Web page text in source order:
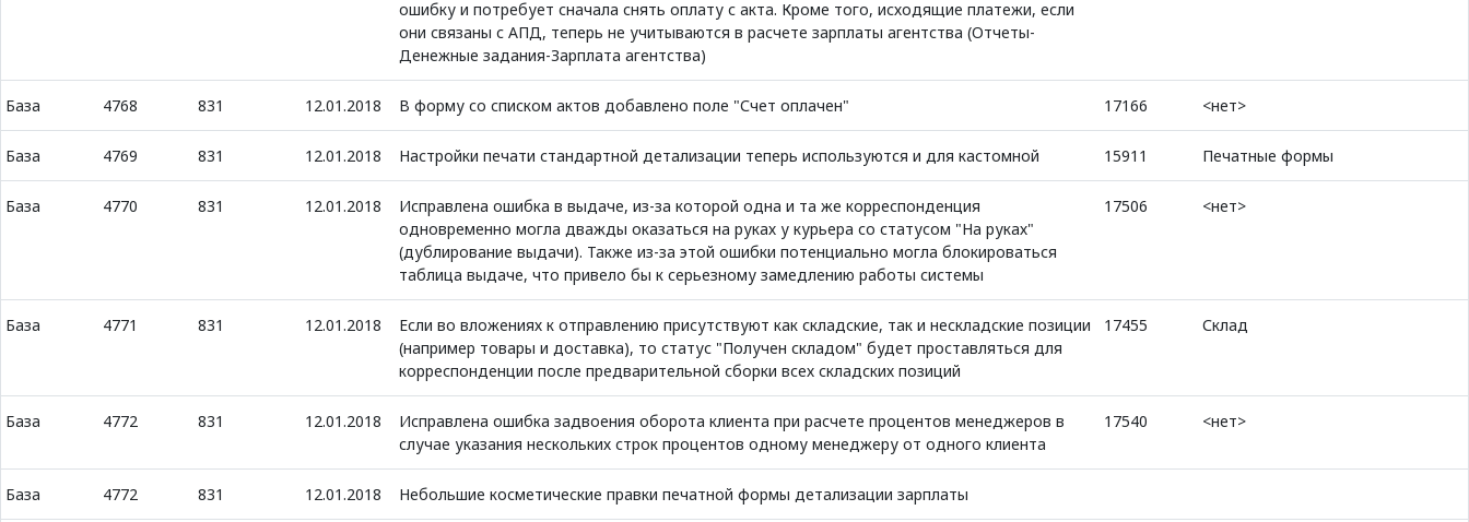
ошибку и потребует сначала снять оплату с акта. Кроме того, исходящие платежи, если
они связаны с АПД, теперь не учитываются в расчете зарплаты агентства (Отчеты-
Денежные задания-Зарплата агентства)
База 4768 831 12.01.2018 В форму со списком актов добавлено поле "Счет оплачен" 17166 <нет>
База 4769 831 12.01.2018 Настройки печати стандартной детализации теперь используются и для кастомной 15911 Печатные формы
База 4770 831 12.01.2018
Исправлена ошибка в выдаче, из-за которой одна и та же корреспонденция
одновременно могла дважды оказаться на руках у курьера со статусом "На руках"
(дублирование выдачи). Также из-за этой ошибки потенциально могла блокироваться
таблица выдаче, что привело бы к серьезному замедлению работы системы
17506 <нет>
База 4771 831 12.01.2018
Если во вложениях к отправлению присутствуют как складские, так и нескладские позиции
(например товары и доставка), то статус "Получен складом" будет проставляться для
корреспонденции после предварительной сборки всех складских позиций
17455 Склад
База 4772 831 12.01.2018
Исправлена ошибка задвоения оборота клиента при расчете процентов менеджеров в
случае указания нескольких строк процентов одному менеджеру от одного клиента
17540 <нет>
База 4772 831 12.01.2018 Небольшие косметические правки печатной формы детализации зарплаты